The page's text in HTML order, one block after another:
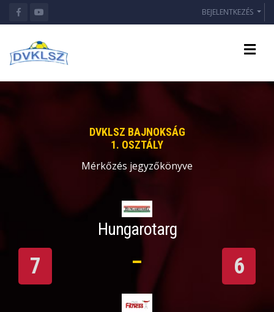
BEJELENTKEZÉS
DVKLSZ BAJNOKSÁG
1. OSZTÁLY
Mérkőzés jegyzőkönyve
Hungarotarg
7 6